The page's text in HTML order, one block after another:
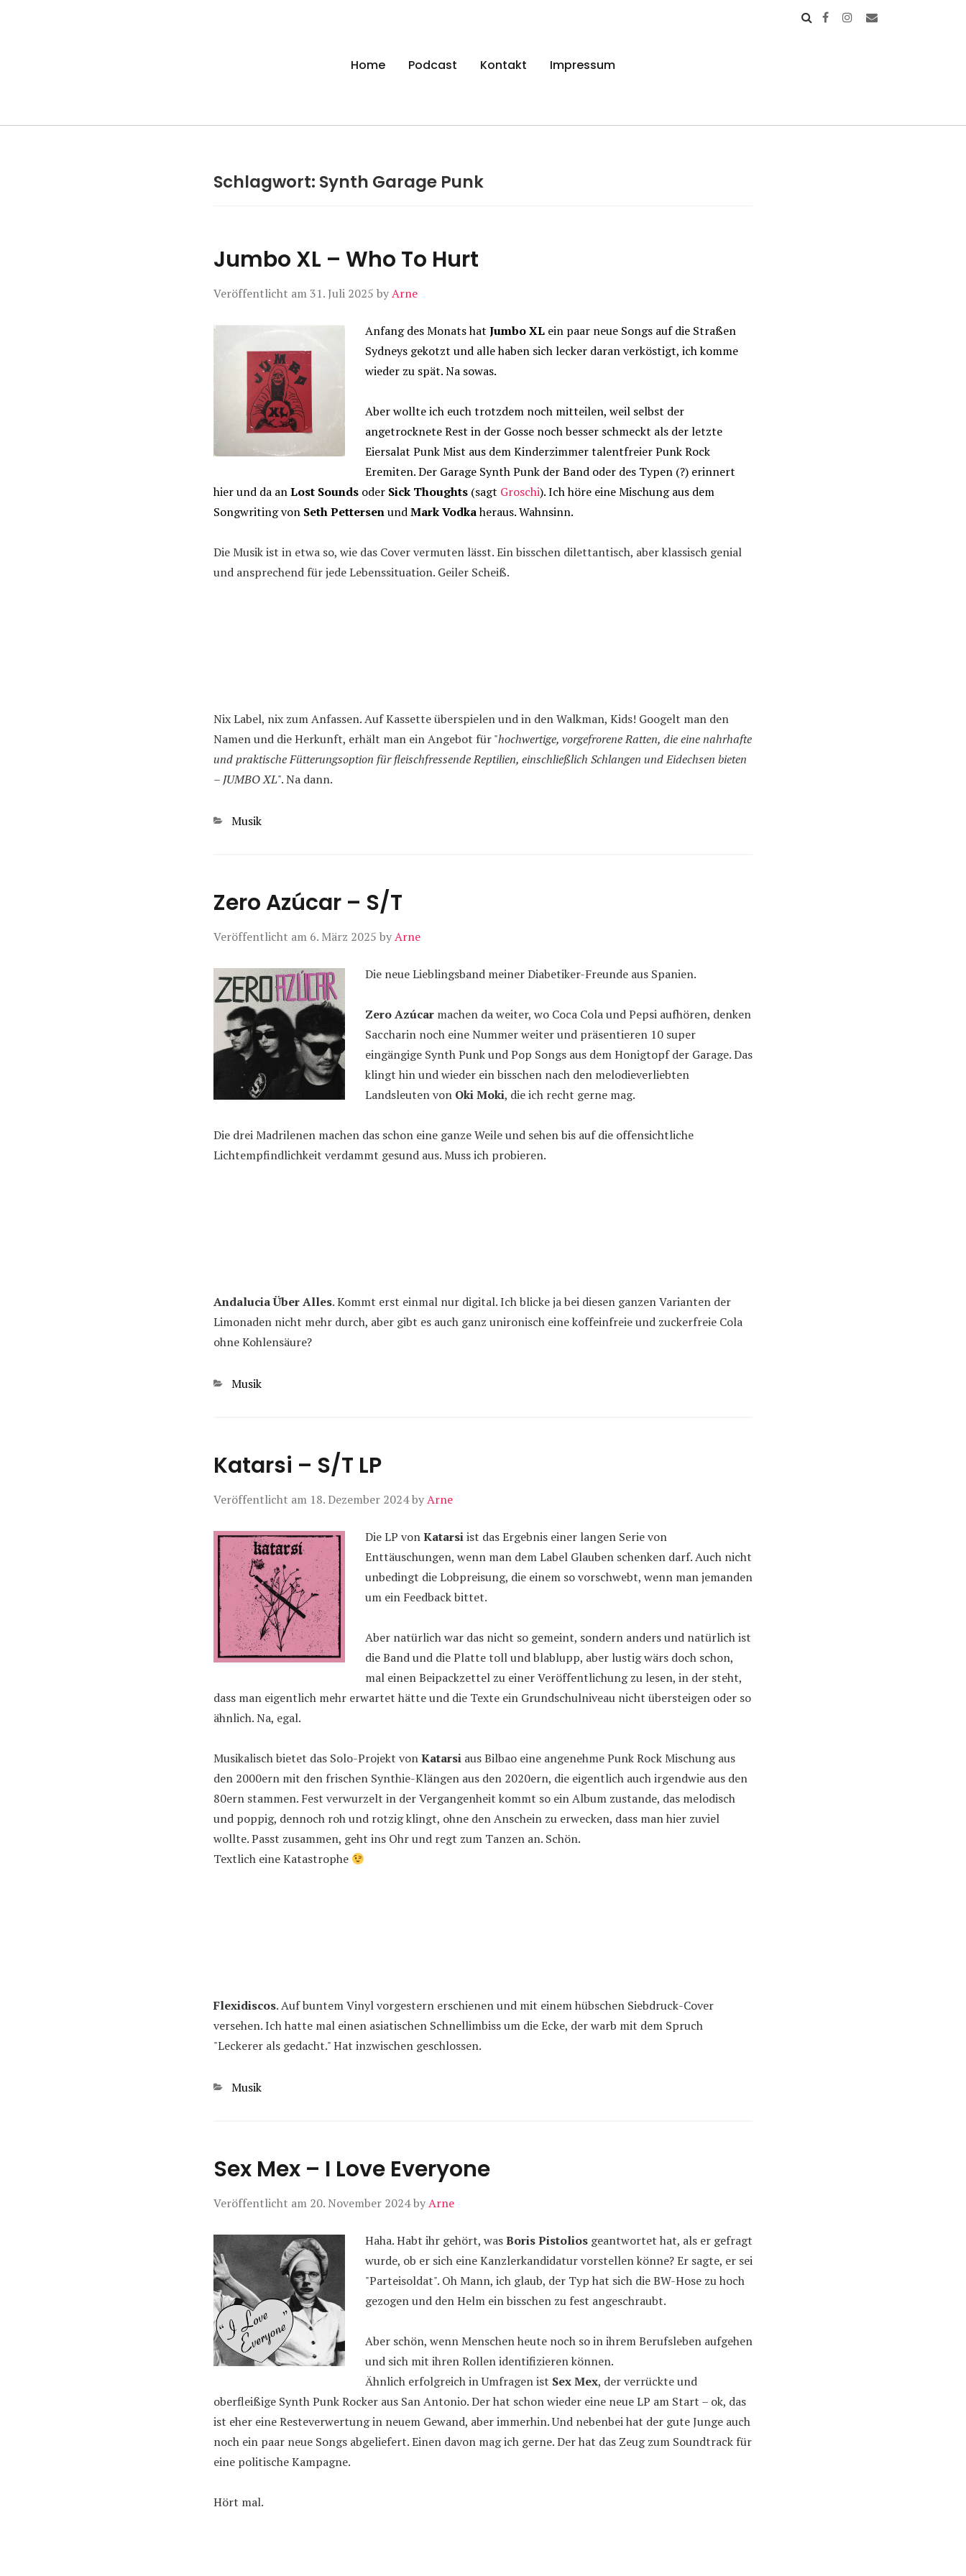
Manierenversagen
Home Podcast Kontakt Impressum
Schlagwort: Synth Garage Punk
Jumbo XL – Who To Hurt
Veröffentlicht am 31. Juli 2025 byArne
Anfang des Monats hat Jumbo XL ein paar neue Songs auf die Straßen
Sydneys gekotzt und alle haben sich lecker daran verköstigt, ich komme
wieder zu spät. Na sowas.
Aber wollte ich euch trotzdem noch mitteilen, weil selbst der
angetrocknete Rest in der Gosse noch besser schmeckt als der letzte
Eiersalat Punk Mist aus dem Kinderzimmer talentfreier Punk Rock
Eremiten. Der Garage Synth Punk der Band oder des Typen (?) erinnert
hier und da anLost Sounds oder Sick Thoughts (sagt Groschi). Ich höre eine Mischung aus dem
Songwriting von Seth PettersenundMark Vodkaheraus. Wahnsinn.
Die Musik ist in etwa so, wie das Cover vermuten lässt. Ein bisschen dilettantisch, aber klassisch genial
und ansprechend für jede Lebenssituation. Geiler Scheiß.
Nix Label, nix zum Anfassen. Auf Kassette überspielen und in den Walkman, Kids! Googelt man den
Namen und die Herkunft, erhält man ein Angebot für "hochwertige, vorgefrorene Ratten, die eine nahrhafte
und praktische Fütterungsoption für fleischfressende Reptilien, einschließlich Schlangen und Eidechsen bieten
– JUMBO XL". Na dann.
Kategorien
Musik
Zero Azúcar – S/T
Veröffentlicht am 6. März 2025 byArne
Die neue Lieblingsband meiner Diabetiker-Freunde aus Spanien.
Zero Azúcar machen da weiter, wo Coca Cola und Pepsi aufhören, denken
Saccharin noch eine Nummer weiter und präsentieren 10 super
eingängige Synth Punk und Pop Songs aus dem Honigtopf der Garage. Das
klingt hin und wieder ein bisschen nach den melodieverliebten
Landsleuten von Oki Moki, die ich recht gerne mag.
Die drei Madrilenen machen das schon eine ganze Weile und sehen bis auf die offensichtliche
Lichtempfindlichkeit verdammt gesund aus. Muss ich probieren.
Andalucia Über Alles. Kommt erst einmal nur digital. Ich blicke ja bei diesen ganzen Varianten der
Limonaden nicht mehr durch, aber gibt es auch ganz unironisch eine koffeinfreie und zuckerfreie Cola
ohne Kohlensäure?
Kategorien
Musik
Katarsi – S/T LP
Veröffentlicht am 18. Dezember 2024byArne
Die LP vonKatarsiist das Ergebnis einer langen Serie von
Enttäuschungen, wenn man dem Label Glauben schenken darf. Auch nicht
unbedingt die Lobpreisung, die einem so vorschwebt, wenn man jemanden
um ein Feedback bittet.
Aber natürlich war das nicht so gemeint, sondern anders und natürlich ist
die Band und die Platte toll und blablupp, aber lustig wärs doch schon,
mal einen Beipackzettel zu einer Veröffentlichung zu lesen, in der steht,
dass man eigentlich mehr erwartet hätte und die Texte ein Grundschulniveau nicht übersteigen oder so
ähnlich. Na, egal.
Musikalisch bietet das Solo-Projekt vonKatarsi aus Bilbao eine angenehme Punk Rock Mischung aus
den 2000ern mit den frischen Synthie-Klängen aus den 2020ern, die eigentlich auch irgendwie aus den
80ern stammen. Fest verwurzelt in der Vergangenheit kommt so ein Album zustande, das melodisch
und poppig, dennoch roh und rotzig klingt, ohne den Anschein zu erwecken, dass man hier zuviel
wollte. Passt zusammen, geht ins Ohr und regt zum Tanzen an. Schön.
Textlich eine Katastrophe
Flexidiscos. Auf buntem Vinyl vorgestern erschienen und mit einem hübschen Siebdruck-Cover
versehen. Ich hatte mal einen asiatischen Schnellimbiss um die Ecke, der warb mit dem Spruch
"Leckerer als gedacht." Hat inzwischen geschlossen.
Kategorien
Musik
Sex Mex – I Love Everyone
Veröffentlicht am 20. November 2024byArne
Haha. Habt ihr gehört, wasBoris Pistolios geantwortet hat, als er gefragt
wurde, ob er sich eine Kanzlerkandidatur vorstellen könne? Er sagte, er sei
"Parteisoldat". Oh Mann, ich glaub, der Typ hat sich die BW-Hose zu hoch
gezogen und den Helm ein bisschen zu fest angeschraubt.
Aber schön, wenn Menschen heute noch so in ihrem Berufsleben aufgehen
und sich mit ihren Rollen identifizieren können.
Ähnlich erfolgreich in Umfragen ist Sex Mex, der verrückte und
oberfleißige Synth Punk Rocker aus San Antonio. Der hat schon wieder eine neue LP am Start – ok, das
ist eher eine Resteverwertung in neuem Gewand, aber immerhin. Und nebenbei hat der gute Junge auch
noch ein paar neue Songs abgeliefert. Einen davon mag ich gerne. Der hat das Zeug zum Soundtrack für
eine politische Kampagne.
Hört mal.